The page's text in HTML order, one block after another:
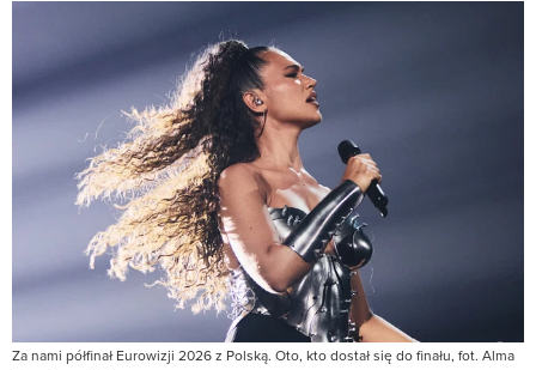
Za nami półfinał Eurowizji 2026 z Polską. Oto, kto dostał się do finału, fot. Alma